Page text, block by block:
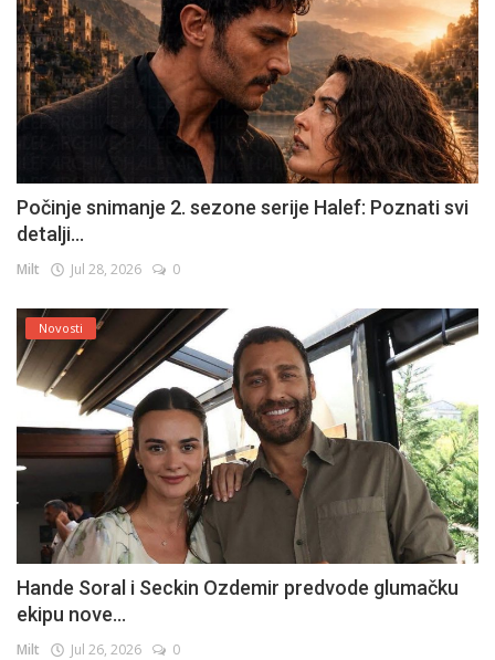
Počinje snimanje 2. sezone serije Halef: Poznati svi
detalji...
Milt Jul 28, 2026 0
Novosti
Hande Soral i Seckin Ozdemir predvode glumačku
ekipu nove...
Milt Jul 26, 2026 0